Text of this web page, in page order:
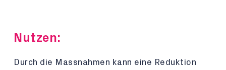
Nutzen:
Durch die Massnahmen kann eine Reduktion